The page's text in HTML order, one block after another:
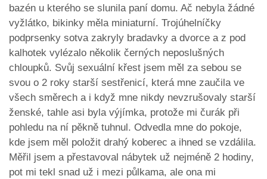
bazén u kterého se slunila paní domu. Ač nebyla žádné
vyžlátko, bikinky měla miniaturní. Trojúhelníčky
podprsenky sotva zakryly bradavky a dvorce a z pod
kalhotek vylézalo několik černých neposlušných
chloupků. Svůj sexuální křest jsem měl za sebou se
svou o 2 roky starší sestřenicí, která mne zaučila ve
všech směrech a i když mne nikdy nevzrušovaly starší
ženské, tahle asi byla výjímka, protože mi čurák při
pohledu na ní pěkně tuhnul. Odvedla mne do pokoje,
kde jsem měl položit drahý koberec a ihned se vzdálila.
Měřil jsem a přestavoval nábytek už nejméně 2 hodiny,
pot mi tekl snad už i mezi půlkama, ale ona mi